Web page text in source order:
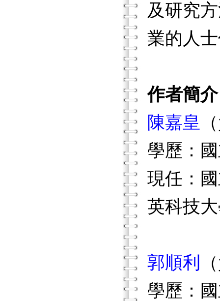
及研究
業的人
作者簡介
陳嘉皇
學歷：
現任：
英科技
郭順利
學歷：